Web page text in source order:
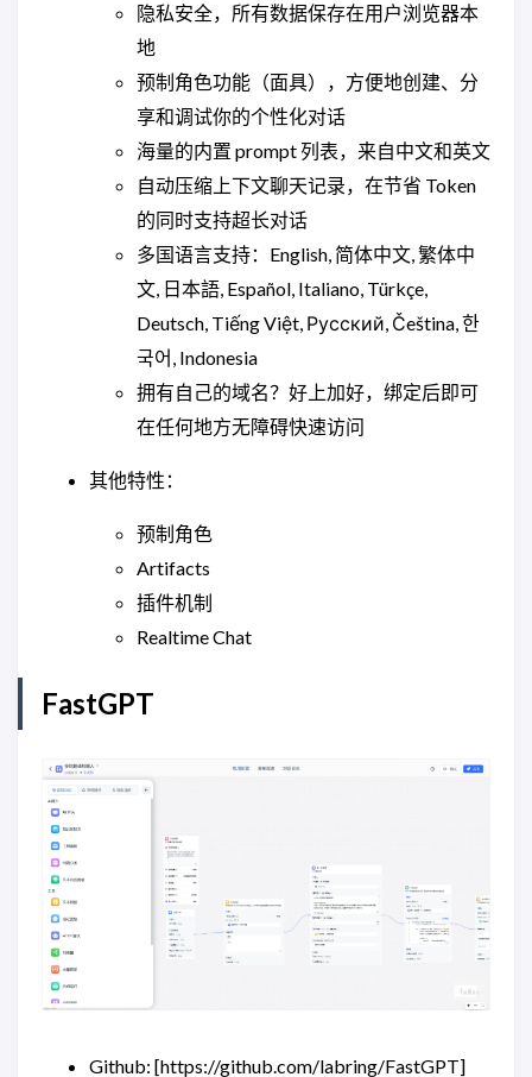
隐私安全，所有数据保存在用户浏览器本
地
预制角色功能（面具），方便地创建、分
享和调试你的个性化对话
海量的内置 prompt 列表，来自中文和英文
自动压缩上下文聊天记录，在节省 Token
的同时支持超长对话
多国语言支持：English, 简体中文, 繁体中
文, 日本語, Español, Italiano, Türkçe,
Deutsch, Tiếng Việt, Русский, Čeština, 한
국어, Indonesia
拥有自己的域名？好上加好，绑定后即可
在任何地方无障碍快速访问
其他特性：
预制角色
Artifacts
插件机制
Realtime Chat
FastGPT
Github: [https://github.com/labring/FastGPT]